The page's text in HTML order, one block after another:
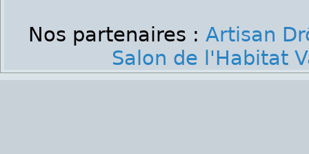
Nos partenaires : Artisan
Salon de l'Habitat